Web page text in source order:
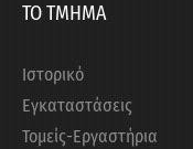
ΤΟ ΤΜΗΜΑ
Ιστορικό
Εγκαταστάσεις
Τομείς-Εργαστήρια